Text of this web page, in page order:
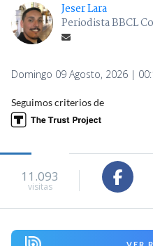
Jeser Lara
Periodista BBCL
Domingo 09 Agosto, 2026 |
Seguimos criterios de
11.093
visitas